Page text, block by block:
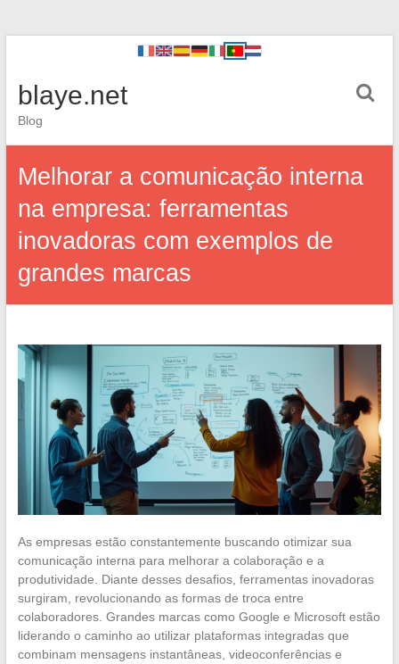
blaye.net
Blog
Melhorar a comunicação interna
na empresa: ferramentas
inovadoras com exemplos de
grandes marcas
As empresas estão constantemente buscando otimizar sua
comunicação interna para melhorar a colaboração e a
produtividade. Diante desses desafios, ferramentas inovadoras
surgiram, revolucionando as formas de troca entre
colaboradores. Grandes marcas como Google e Microsoft estão
liderando o caminho ao utilizar plataformas integradas que
combinam mensagens instantâneas, videoconferências e